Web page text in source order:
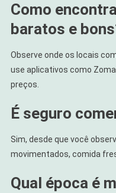
Como
baratos e
Observe onde os locais
use aplicativos como
preços.
É seguro
Sim, desde que você
movimentados, comida
Qual época é